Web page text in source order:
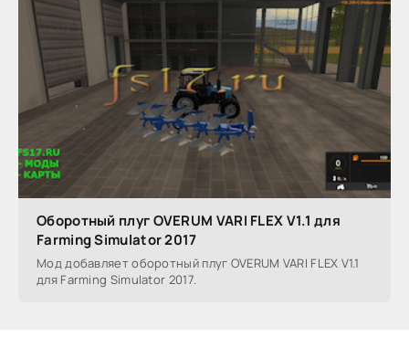
Оборотный плуг OVERUM VARI FLEX V1.1 для
Farming Simulator 2017
Мод добавляет оборотный плуг OVERUM VARI FLEX V1.1
для Farming Simulator 2017.